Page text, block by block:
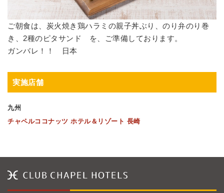
ご朝食は、炭火焼き鶏ハラミの親子丼ぶり、のり弁のり巻
き、2種のピタサンド を、ご準備しております。
ガンバレ！！ 日本
実施店舗
九州
チャペルココナッツ ホテル＆リゾート 長崎